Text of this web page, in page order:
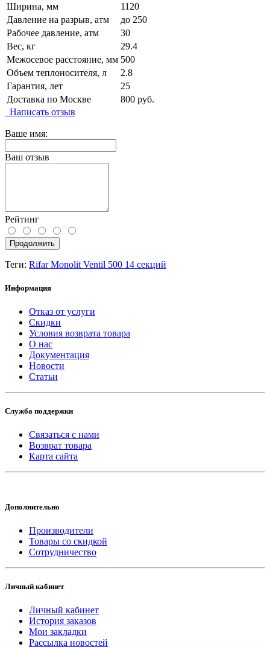
Ширина, мм
1120
Давление на разрыв, атм
до 250
Рабочее давление, атм
30
Вес, кг
29.4
Межосевое расстояние, мм 500
Объем теплоносителя, л
2.8
Гарантия, лет
25
Доставка по Москве
800 руб.
Написать отзыв
Ваше имя:
Ваш отзыв
Рейтинг
Продолжить
Теги: Rifar Monolit Ventil 500 14 секций
Информация
Отказ от услуги
Скидки
Условия возврата товара
О нас
Документация
Новости
Статьи
Служба поддержки
Связаться с нами
Возврат товара
Карта сайта
Дополнительно
Производители
Товары со скидкой
Сотрудничество
Личный кабинет
Личный кабинет
История заказов
Мои закладки
Рассылка новостей